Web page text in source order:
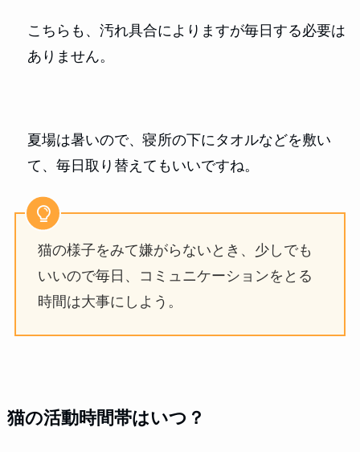
こちらも、汚れ具合によりますが毎日する必要は
ありません。
夏場は暑いので、寝所の下にタオルなどを敷い
て、毎日取り替えてもいいですね。
猫の様子をみて嫌がらないとき、少しでも
いいので毎日、コミュニケーションをとる
時間は大事にしよう。
猫の活動時間帯はいつ？